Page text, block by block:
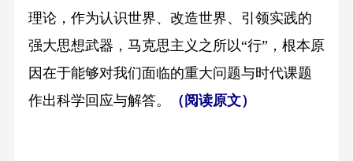
理论，作为认识世界、改造世界、引领实践的
强大思想武器，马克思主义之所以“行”，根本原
因在于能够对我们面临的重大问题与时代课题
作出科学回应与解答。
（阅读原文）